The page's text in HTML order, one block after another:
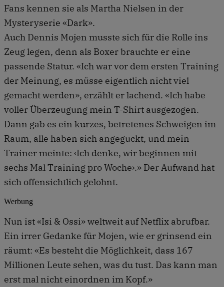
Fans kennen sie als Martha Nielsen in der
Mysteryserie «Dark».
Auch Dennis Mojen musste sich für die Rolle ins
Zeug legen, denn als Boxer brauchte er eine
passende Statur. «Ich war vor dem ersten Training
der Meinung, es müsse eigentlich nicht viel
gemacht werden», erzählt er lachend. «Ich habe
voller Überzeugung mein T-Shirt ausgezogen.
Dann gab es ein kurzes, betretenes Schweigen im
Raum, alle haben sich angeguckt, und mein
Trainer meinte: ‹Ich denke, wir beginnen mit
sechs Mal Training pro Woche›.» Der Aufwand hat
sich offensichtlich gelohnt.
Werbung
Nun ist «Isi & Ossi» weltweit auf Netflix abrufbar.
Ein irrer Gedanke für Mojen, wie er grinsend ein
räumt: «Es besteht die Möglichkeit, dass 167
Millionen Leute sehen, was du tust. Das kann man
erst mal nicht einordnen im Kopf.»